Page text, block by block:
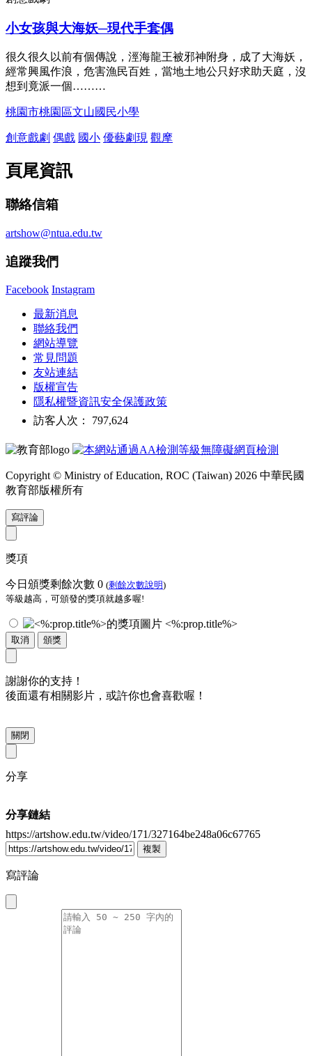
小女孩與大海妖─現代手套偶
很久很久以前有個傳說，涇海龍王被邪神附身，成了大海妖，
經常興風作浪，危害漁民百姓，當地土地公只好求助天庭，沒
想到竟派一個………
桃園市桃園區文山國民小學
創意戲劇 偶戲 國小 優藝劇現 觀摩
頁尾資訊
聯絡信箱
artshow@ntua.edu.tw
追蹤我們
Facebook Instagram
最新消息
聯絡我們
網站導覽
常見問題
友站連結
版權宣告
隱私權暨資訊安全保護政策
訪客人次： 797,624
Copyright © Ministry of Education, ROC (Taiwan) 2026 中華民國
教育部版權所有
寫評論
獎項
今日頒獎剩餘次數 0 (剩餘次數說明)
等級越高，可頒發的獎項就越多喔!
<%:prop.title%>
取消 頒獎
謝謝你的支持！
後面還有相關影片，或許你也會喜歡喔！
關閉
分享
分享鏈結
https://artshow.edu.tw/video/171/327164be248a06c67765
複製
寫評論